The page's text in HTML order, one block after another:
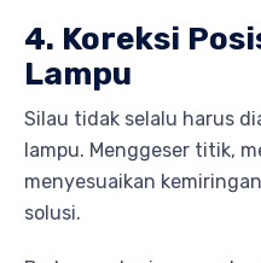
4. Koreksi
Lampu
Silau tidak selalu harus
lampu. Menggeser titik,
menyesuaikan
solusi.